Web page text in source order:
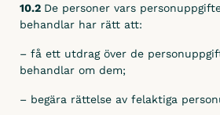
10.2 De personer vars
behandlar har rätt att:
– få ett utdrag över de
behandlar om dem;
– begära rättelse av felaktiga